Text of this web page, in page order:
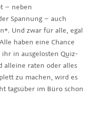
– neben
Spannung – auch
Und zwar für alle, egal
haben eine Chance
in ausgelosten Quiz-
alleine raten oder alles
zu machen, wird es
tagsüber im Büro schon